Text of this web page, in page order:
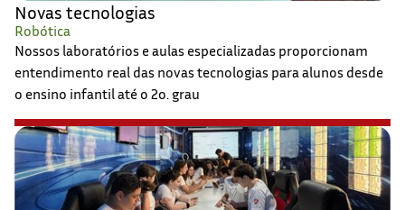
Novas tecnologias
Robótica
Nossos laboratórios e aulas especializadas proporcionam
entendimento real das novas tecnologias para alunos desde
o ensino infantil até o 2o. grau